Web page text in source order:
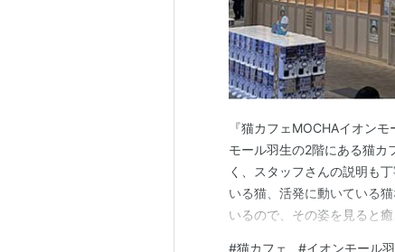
『猫カフェMOCHAイオン
モール羽生の2階にある猫カ
く、スタッフさんの説明も
いる猫、活発に動いている
いるので、その姿を見ると
#猫カフェ #イオンモール